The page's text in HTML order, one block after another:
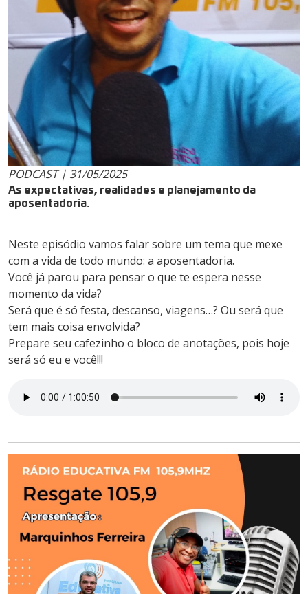
PODCAST | 31/05/2025
As expectativas, realidades e planejamento da
aposentadoria.
Neste episódio vamos falar sobre um tema que mexe
com a vida de todo mundo: a aposentadoria.
Você já parou para pensar o que te espera nesse
momento da vida?
Será que é só festa, descanso, viagens…? Ou será que
tem mais coisa envolvida?
Prepare seu cafezinho o bloco de anotações, pois hoje
será só eu e você!!!